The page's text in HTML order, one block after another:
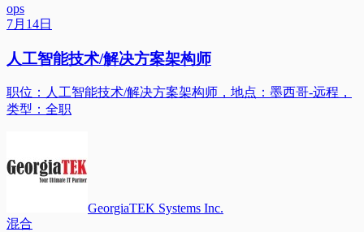
ops
7月14日
人工智能技术/解决方案架构师
职位：人工智能技术/解决方案架构师，地点：墨西哥-远程，
类型：全职
GeorgiaTEK Systems Inc.
混合